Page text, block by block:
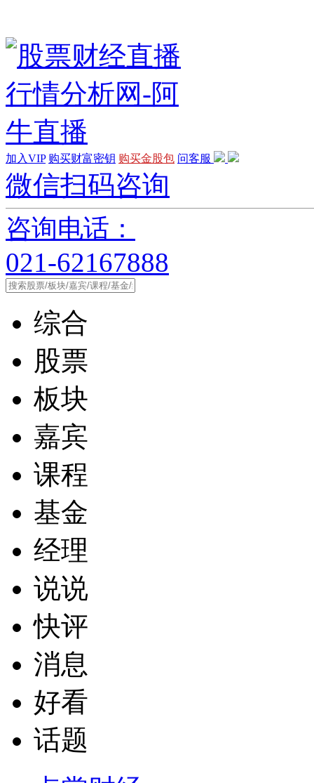
加入VIP 购买财富密钥 购买金股包 问客服
微信扫码咨询
咨询电话：
021-62167888
综合
股票
板块
嘉宾
课程
基金
经理
说说
快评
消息
好看
话题